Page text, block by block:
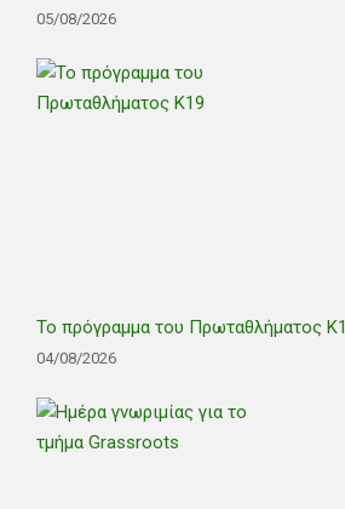
05/08/2026
Το πρόγραμμα του Πρωταθλήματος
04/08/2026